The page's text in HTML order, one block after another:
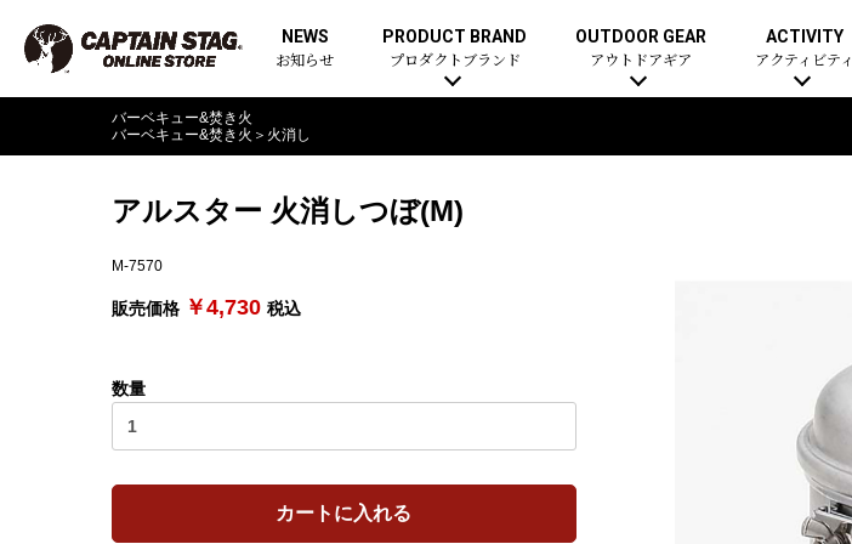
NEWS
お知らせ
PRODUCT BRAND
プロダクトブランド
OUTDOOR GEAR
アウトドアギア
ACTIVITY
アクティビティ
バーベキュー&焚き火
バーベキュー&焚き火 ＞ 火消し
アルスター 火消しつぼ(M)
M-7570
販売価格 ￥4,730 税込
数量
カートに入れる